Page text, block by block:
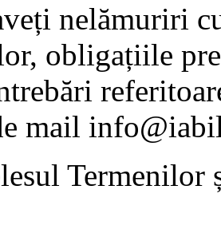
nelămuriri
obligațiile
mail